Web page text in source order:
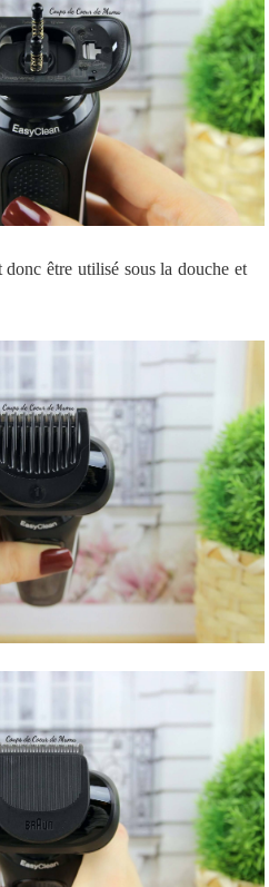
être utilisé sous la douche et